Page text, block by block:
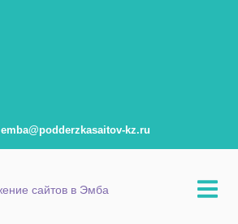
emba@podderzkasaitov-kz.ru